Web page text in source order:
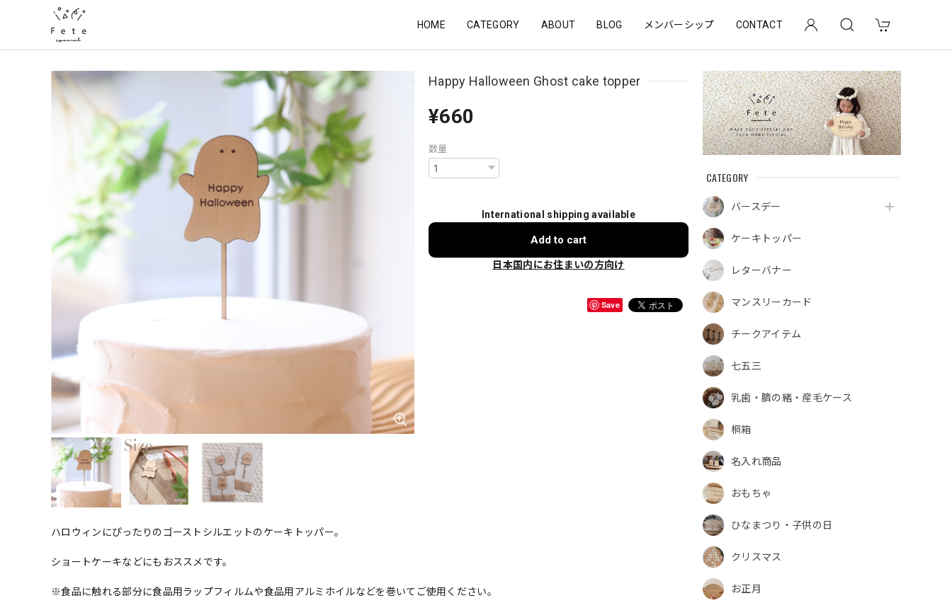
HOME CATEGORY ABOUT BLOG メンバーシップ CONTACT
CATEGORY
バースデー
ケーキトッパー
レターバナー
マンスリーカード
チークアイテム
七五三
乳歯・臍の緒・産毛ケース
桐箱
名入れ商品
おもちゃ
ひなまつり・子供の日
クリスマス
お正月
Happy Halloween Ghost cake topper
¥660
数量
International shipping available
Add to cart
日本国内にお住まいの方向け
Save
ハロウィンにぴったりのゴーストシルエットのケーキトッパー。
ショートケーキなどにもおススメです。
※食品に触れる部分に食品用ラップフィルムや食品用アルミホイルなどを巻いてご使用ください。